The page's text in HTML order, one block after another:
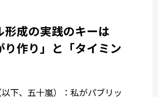
成の実践のキーは
り作り」と「タイミン
下、五十嵐）：私がパブリッ